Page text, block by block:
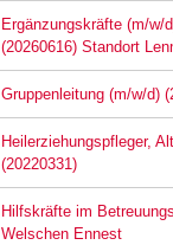
Ergänzungskräfte (m/w/
(20260616) Standort
Gruppenleitung (m/w/d)
Heilerziehungspfleger,
(20220331)
Hilfskräfte im
Welschen Ennest